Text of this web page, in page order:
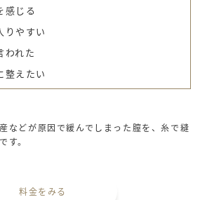
感じる
りやすい
われた
整えたい
などが原因で緩んでしまった膣を、糸で縫
す。
料金をみる